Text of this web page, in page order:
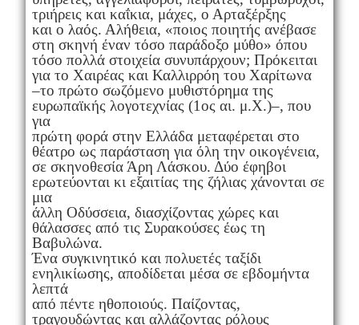
τριήρεις και καΐκια, μάχες, ο Αρταξέρξης
και ο λαός. Αλήθεια, «ποιος ποιητής ανέβασε
στη σκηνή έναν τόσο παράδοξο μύθο» όπου
τόσο πολλά στοιχεία συνυπάρχουν; Πρόκειται
για το Χαιρέας και Καλλιρρόη του Χαρίτωνα
–το πρώτο σωζόμενο μυθιστόρημα της
ευρωπαϊκής λογοτεχνίας (1ος αι. μ.Χ.)–, που
για
πρώτη φορά στην Ελλάδα μεταφέρεται στο
θέατρο ως παράσταση για όλη την οικογένεια,
σε σκηνοθεσία Άρη Λάσκου. Δύο έφηβοι
ερωτεύονται κι εξαιτίας της ζήλιας χάνονται σε
μια
άλλη Οδύσσεια, διασχίζοντας χώρες και
θάλασσες από τις Συρακούσες έως τη
Βαβυλώνα.
Ένα συγκινητικό και πολυετές ταξίδι
ενηλικίωσης, αποδίδεται μέσα σε εβδομήντα
λεπτά
από πέντε ηθοποιούς. Παίζοντας,
τραγουδώντας και αλλάζοντας ρόλους